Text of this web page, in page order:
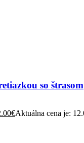
so štrasom
€Aktuálna cena je: